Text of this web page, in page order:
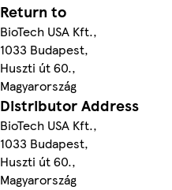
Return to
BioTech USA Kft.,
1033 Budapest,
Huszti út 60.,
Magyarország
Distributor Address
BioTech USA Kft.,
1033 Budapest,
Huszti út 60.,
Magyarország